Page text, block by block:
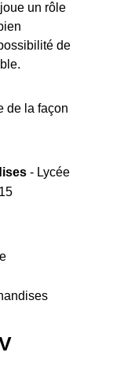
un rôle
de
de la façon
- Lycée